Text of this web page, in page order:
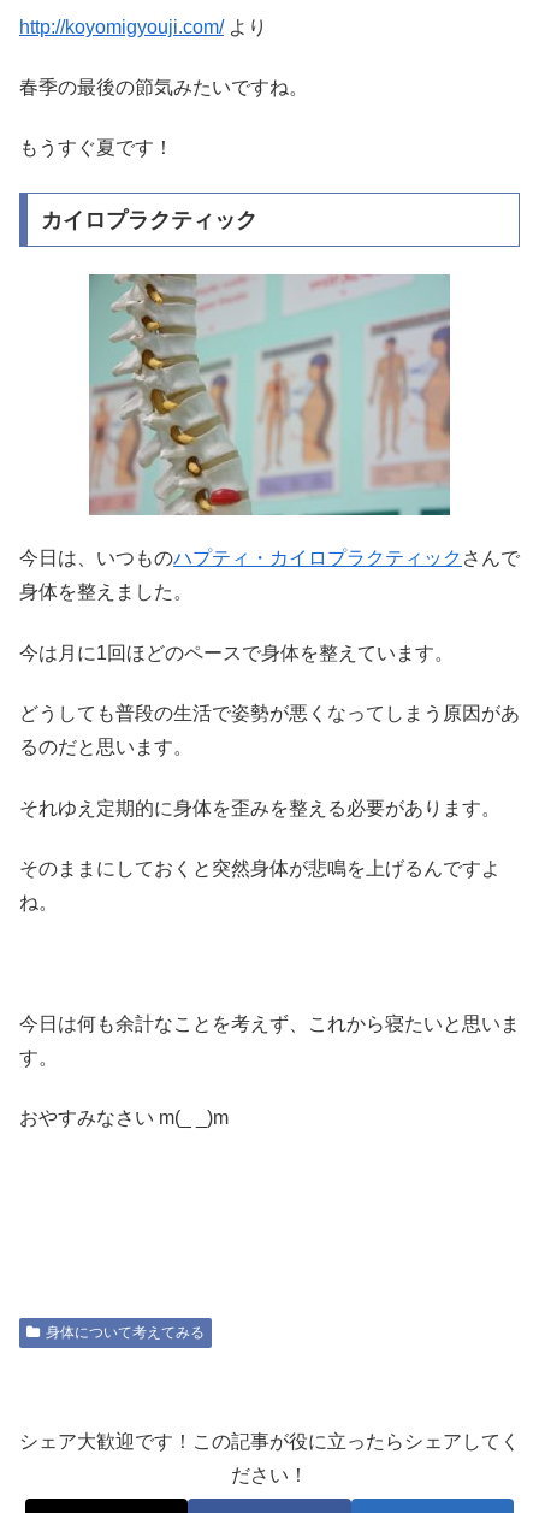
http://koyomigyouji.com/より
春季の最後の節気みたいですね。
もうすぐ夏です！
カイロプラクティック
今日は、いつものハプティ・カイロプラクティック さんで
身体を整えました。
今は月に1回ほどのペースで身体を整えています。
どうしても普段の生活で姿勢が悪くなってしまう原因があ
るのだと思います。
それゆえ定期的に身体を歪みを整える必要があります。
そのままにしておくと突然身体が悲鳴を上げるんですよ
ね。
今日は何も余計なことを考えず、これから寝たいと思いま
す。
おやすみなさい m(_ _)m
身体について考えてみる
シェア大歓迎です！この記事が役に立ったらシェアしてく
ださい！